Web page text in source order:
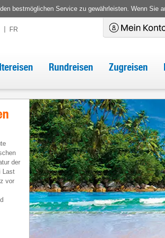
bestmöglichen Service zu gewährleisten. Wenn Sie
FR
Rundreisen Zugreisen
der
Last
vor